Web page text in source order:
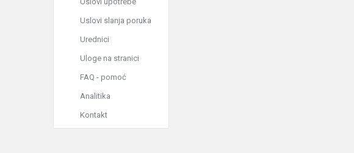
Uslovi slanja poruka
Urednici
Uloge na stranici
FAQ - pomoć
Analitika
Kontakt